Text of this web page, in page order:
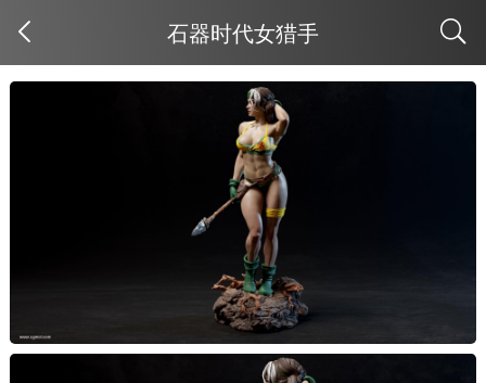
石器时代女猎手 取消